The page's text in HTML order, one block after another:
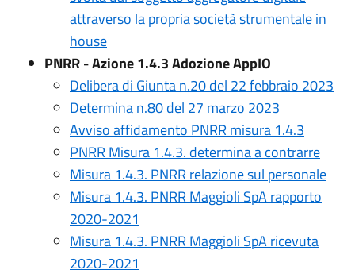
attraverso la propria società strumentale in
house
PNRR - Azione 1.4.3 Adozione AppIO
Delibera di Giunta n.20 del 22 febbraio 2023
Determina n.80 del 27 marzo 2023
Avviso affidamento PNRR misura 1.4.3
PNRR Misura 1.4.3. determina a contrarre
Misura 1.4.3. PNRR relazione sul personale
Misura 1.4.3. PNRR Maggioli SpA rapporto
2020-2021
Misura 1.4.3. PNRR Maggioli SpA ricevuta
2020-2021